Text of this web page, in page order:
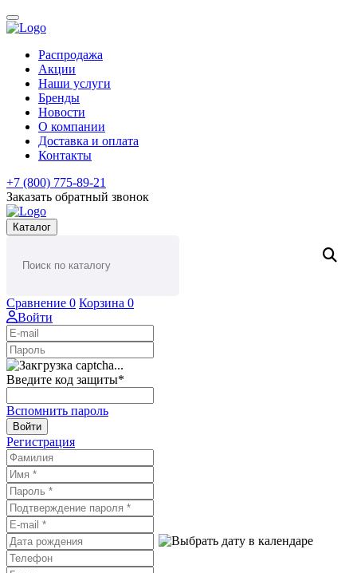
Распродажа
Акции
Наши услуги
Бренды
Новости
О компании
Доставка и оплата
Контакты
+7 (800) 775-89-21
Заказать обратный звонок
Каталог
Сравнение 0 Корзина 0
Войти
Введите код защиты*
Вспомнить пароль
Войти
Регистрация